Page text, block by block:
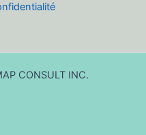
CONSULT INC.